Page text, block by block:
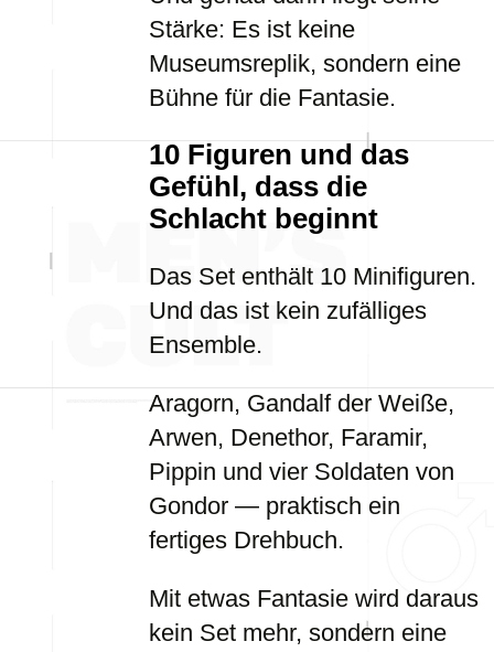
Stärke: Es ist keine
Museumsreplik, sondern eine
Bühne für die Fantasie.
10 Figuren und das
Gefühl, dass die
Schlacht beginnt
Das Set enthält 10 Minifiguren.
Und das ist kein zufälliges
Ensemble.
Aragorn, Gandalf der Weiße,
Arwen, Denethor, Faramir,
Pippin und vier Soldaten von
Gondor — praktisch ein
fertiges Drehbuch.
Mit etwas Fantasie wird daraus
kein Set mehr, sondern eine